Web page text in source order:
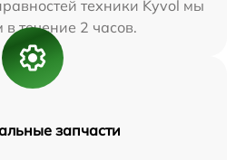
техники Kyvol мы
в течение 2 часов.
запчасти